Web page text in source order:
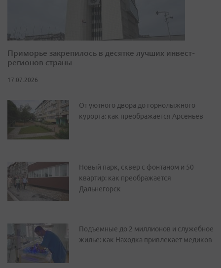
Приморье закрепилось в десятке лучших инвест-
регионов страны
17.07.2026
От уютного двора до горнолыжного
курорта: как преображается Арсеньев
Новый парк, сквер с фонтаном и 50
квартир: как преображается
Дальнегорск
Подъемные до 2 миллионов и служебное
жилье: как Находка привлекает медиков